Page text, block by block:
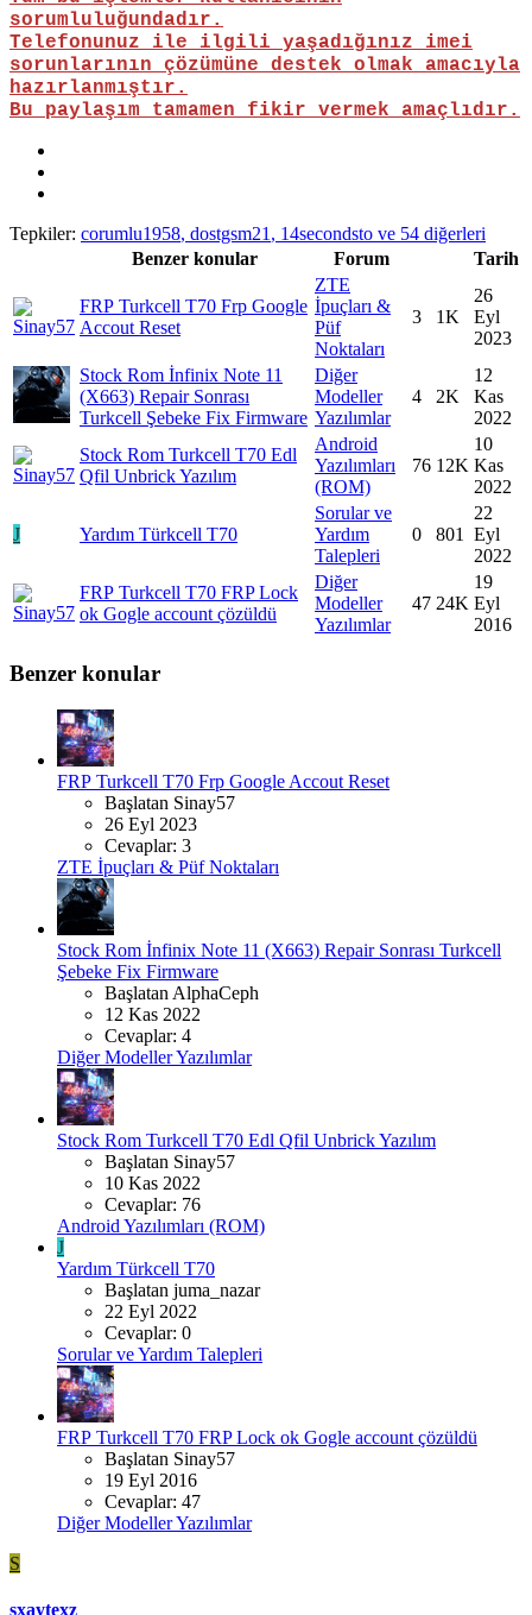
sorumluluğundadır.
Telefonunuz ile ilgili yaşadığınız imei
sorunlarının çözümüne destek olmak amacıyla
hazırlanmıştır.
Bu paylaşım tamamen fikir vermek amaçlıdır.
Tepkiler: corumlu1958, dostgsm21 , 14secondsto ve 54 diğerleri
Benzer konular
Forum Tarih
FRP Turkcell T70 Frp Google
Accout Reset
ZTE
İpuçları &
Püf
Noktaları
3 1K
26
Eyl
2023
Stock Rom İnfinix Note 11
(X663) Repair Sonrası
Turkcell Şebeke Fix Firmware
Diğer
Modeller
Yazılımlar
4 2K
12
Kas
2022
Stock Rom Turkcell T70 Edl
Qfil Unbrick Yazılım
Android
Yazılımları
(ROM)
76 12K
10
Kas
2022
J Yardım Türkcell T70
Sorular ve
Yardım
Talepleri
0 801
22
Eyl
2022
FRP Turkcell T70 FRP Lock
ok Gogle account çözüldü
Diğer
Modeller
Yazılımlar
47 24K
19
Eyl
2016
Benzer konular
FRP Turkcell T70 Frp Google Accout Reset
Başlatan Sinay57
26 Eyl 2023
Cevaplar: 3
ZTE İpuçları & Püf Noktaları
Stock Rom İnfinix Note 11 (X663) Repair Sonrası Turkcell
Şebeke Fix Firmware
Başlatan AlphaCeph
12 Kas 2022
Cevaplar: 4
Diğer Modeller Yazılımlar
Stock Rom Turkcell T70 Edl Qfil Unbrick Yazılım
Başlatan Sinay57
10 Kas 2022
Cevaplar: 76
Android Yazılımları (ROM)
J
Yardım Türkcell T70
Başlatan juma_nazar
22 Eyl 2022
Cevaplar: 0
Sorular ve Yardım Talepleri
FRP Turkcell T70 FRP Lock ok Gogle account çözüldü
Başlatan Sinay57
19 Eyl 2016
Cevaplar: 47
Diğer Modeller Yazılımlar
S
sxaytexz